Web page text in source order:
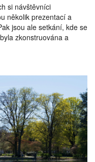
si návštěvníci
několik prezentací a
jsou ale setkání, kde se
zkonstruována a